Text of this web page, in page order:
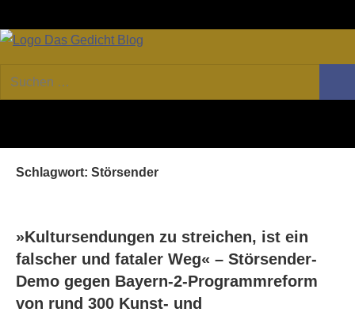
Inhalt
GEDICHT
Forum
von
Kritik
Suchen
nach:
Schlagwort: Störsender
»Kultursendungen zu streichen, ist ein
falscher und fataler Weg« – Störsender-
Demo gegen Bayern-2-Programmreform
von rund 300 Kunst- und